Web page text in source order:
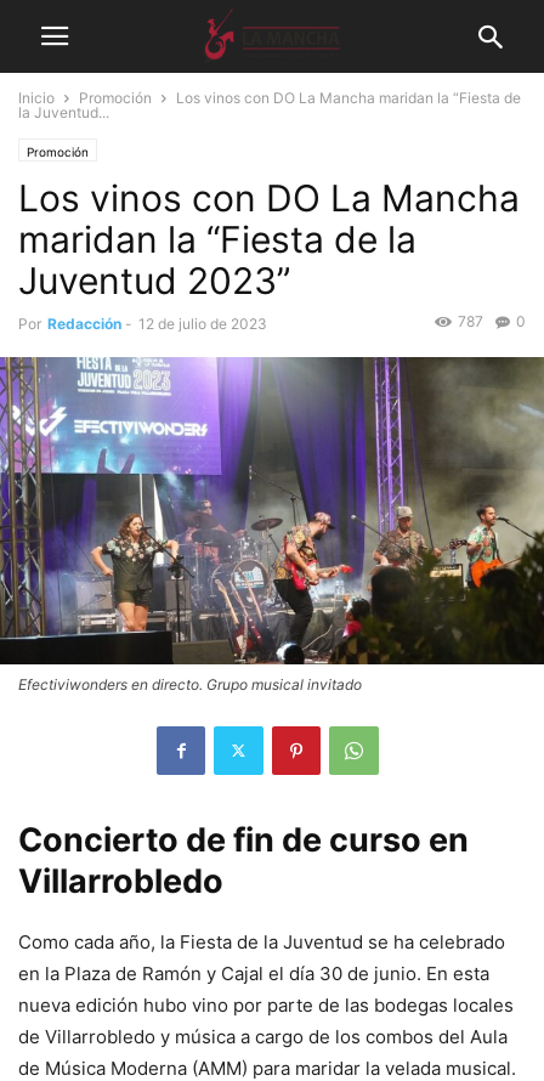
Inicio Promoción
Los vinos con DO La Mancha maridan la “Fiesta de
la Juventud...
Promoción
Los vinos con DO La Mancha
maridan la “Fiesta de la
Juventud 2023”
Por Redacción - 12 de julio de 2023 0
787
Efectiviwonders en directo. Grupo musical invitado
Concierto de fin de curso en
Villarrobledo
Como cada año, la Fiesta de la Juventud se ha celebrado
en la Plaza de Ramón y Cajal el día 30 de junio. En esta
nueva edición hubo vino por parte de las bodegas locales
de Villarrobledo y música a cargo de los combos del Aula
de Música Moderna (AMM) para maridar la velada musical.